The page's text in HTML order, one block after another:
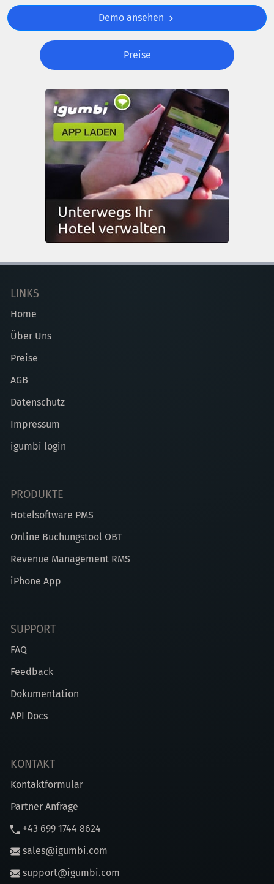
Demo ansehen
Preise
LINKS
Home
Über Uns
Preise
AGB
Datenschutz
Impressum
igumbi login
PRODUKTE
Hotelsoftware PMS
Online Buchungstool OBT
Revenue Management RMS
iPhone App
SUPPORT
FAQ
Feedback
Dokumentation
API Docs
KONTAKT
Kontaktformular
Partner Anfrage
+43 699 1744 8624
sales@igumbi.com
support@igumbi.com